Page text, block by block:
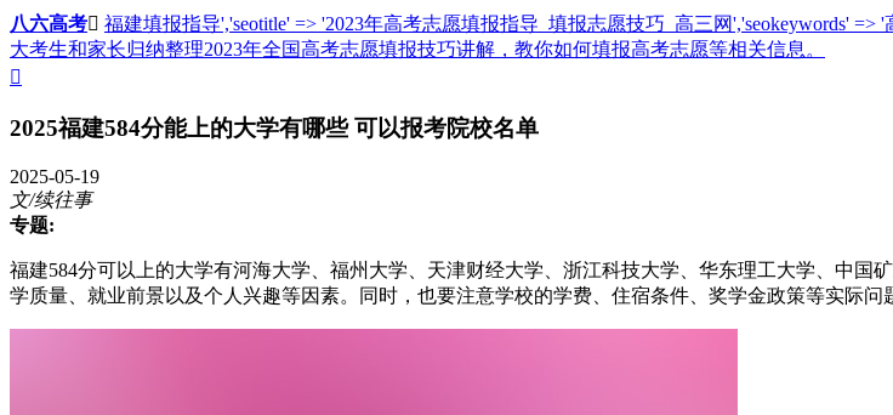
八六高考 福建填报指导','seotitle' => '2023年高考志愿填报指导_填报志愿技巧_高三网','seokeywords'
大考生和家长归纳整理2023年全国高考志愿填报技巧讲解，教你如何填报高考志愿等相关信息。

2025福建584分能上的大学有哪些 可以报考院校名单
2025-05-19
文/续往事
专题:
福建584分可以上的大学有河海大学、福州大学、天津财经大学、浙江科技大学、华东理工大学、中
学质量、就业前景以及个人兴趣等因素。同时，也要注意学校的学费、住宿条件、奖学金政策等实际问